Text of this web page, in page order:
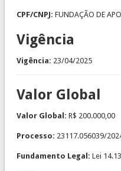
CPF/CNPJ: FUNDAÇÃO DE
Vigência
Vigência: 23/04/2025
Valor Global
Valor Global: R$ 200.000,00
Processo: 23117.056039/
Fundamento Legal: Lei